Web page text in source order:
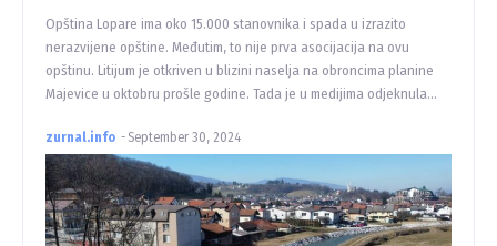
Opština Lopare ima oko 15.000 stanovnika i spada u izrazito
nerazvijene opštine. Međutim, to nije prva asocijacija na ovu
opštinu. Litijum je otkriven u blizini naselja na obroncima planine
Majevice u oktobru prošle godine. Tada je u medijima odjeknula...
zurnal.info - September 30, 2024